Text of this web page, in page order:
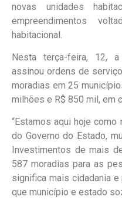
novas unidades
empreendimentos
habitacional.
Nesta terça-feira, 12, a
assinou ordens de
moradias em 25
milhões e R$ 850 mil, em
“Estamos aqui hoje
do Governo do Estado,
Investimentos de mais
587 moradias para as
significa mais cidadania
que município e estado